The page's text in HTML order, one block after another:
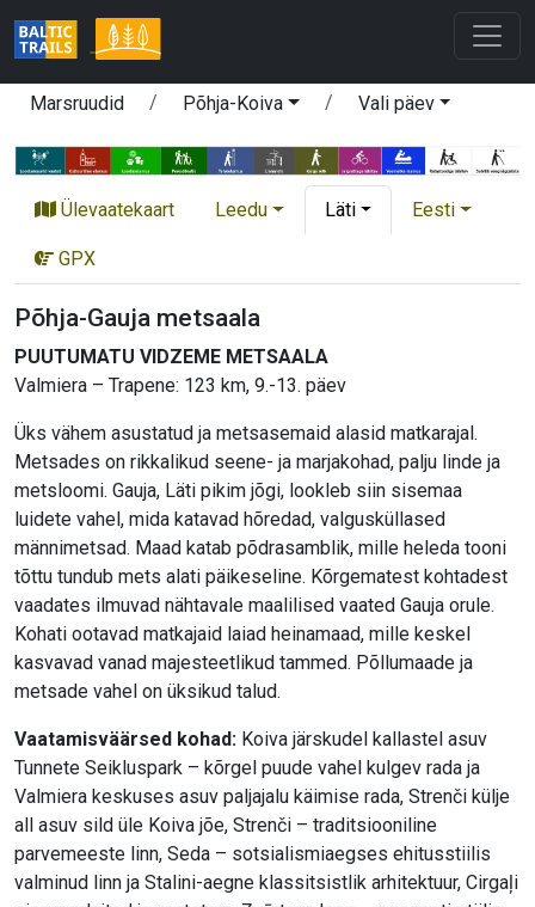
Marsruudid Põhja-Koiva Vali päev
Ülevaatekaart Leedu Läti Eesti
GPX
Põhja-Gauja metsaala
PUUTUMATU VIDZEME METSAALA
Valmiera – Trapene: 123 km, 9.-13. päev
Üks vähem asustatud ja metsasemaid alasid matkarajal.
Metsades on rikkalikud seene- ja marjakohad, palju linde ja
metsloomi. Gauja, Läti pikim jõgi, lookleb siin sisemaa
luidete vahel, mida katavad hõredad, valgusküllased
männimetsad. Maad katab põdrasamblik, mille heleda tooni
tõttu tundub mets alati päikeseline. Kõrgematest kohtadest
vaadates ilmuvad nähtavale maalilised vaated Gauja orule.
Kohati ootavad matkajaid laiad heinamaad, mille keskel
kasvavad vanad majesteetlikud tammed. Põllumaade ja
metsade vahel on üksikud talud.
Vaatamisväärsed kohad: Koiva järskudel kallastel asuv
Tunnete Seikluspark – kõrgel puude vahel kulgev rada ja
Valmiera keskuses asuv paljajalu käimise rada, Strenči külje
all asuv sild üle Koiva jõe, Strenči – traditsiooniline
parvemeeste linn, Seda – sotsialismiaegses ehitusstiilis
valminud linn ja Stalini-aegne klassitsistlik arhitektuur, Cirgaļi